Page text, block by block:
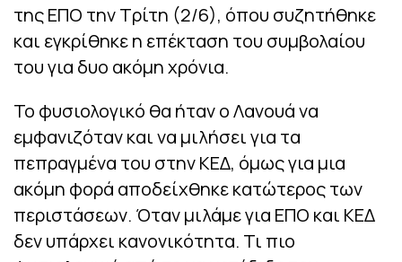
της ΕΠΟ την Τρίτη (2/6), όπου συζητήθηκε
και εγκρίθηκε η επέκταση του συμβολαίου
του για δυο ακόμη χρόνια.
Το φυσιολογικό θα ήταν ο Λανουά να
εμφανιζόταν και να μιλήσει για τα
πεπραγμένα του στην ΚΕΔ, όμως για μια
ακόμη φορά αποδείχθηκε κατώτερος των
περιστάσεων. Όταν μιλάμε για ΕΠΟ και ΚΕΔ
δεν υπάρχει κανονικότητα. Τι πιο